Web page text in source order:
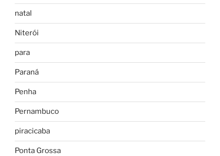
natal
Niterói
para
Paraná
Penha
Pernambuco
piracicaba
Ponta Grossa